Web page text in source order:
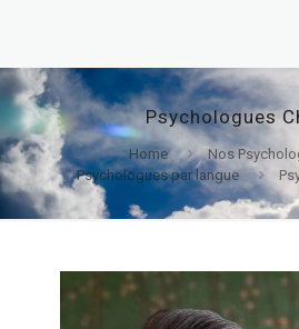
Psychologues
Home
Nos
Psychologues par langue